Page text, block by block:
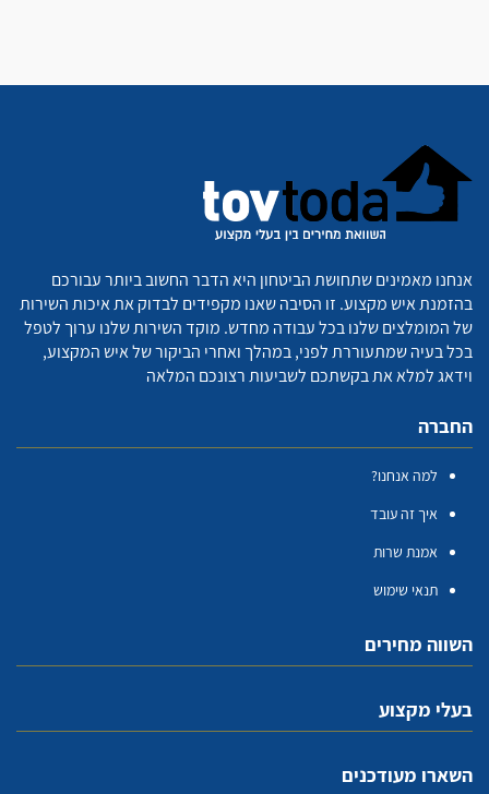
אנחנו מאמינים שתחושת הביטחון היא הדבר החשוב ביותר עבורכם
בהזמנת איש מקצוע. זו הסיבה שאנו מקפידים לבדוק את איכות השירות
של המומלצים שלנו בכל עבודה מחדש. מוקד השירות שלנו ערוך לטפל
בכל בעיה שמתעוררת לפני, במהלך ואחרי הביקור של איש המקצוע,
וידאג למלא את בקשתכם לשביעות רצונכם המלאה
החברה
למה אנחנו?
איך זה עובד
אמנת שרות
תנאי שימוש
השווה מחירים
בעלי מקצוע
השארו מעודכנים